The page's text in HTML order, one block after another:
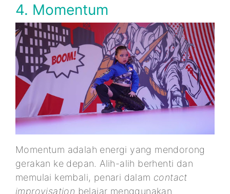
4. Momentum
Momentum adalah energi yang mendorong
gerakan ke depan. Alih-alih berhenti dan
memulai kembali, penari dalam contact
improvisation belajar menggunakan